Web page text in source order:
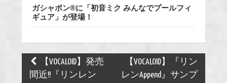
ガシャポン®に「初音ミク みんなでプールフィ
ギュア」が登場！
Post
navigation
【VOCALOID】発売
間近!!『リンレン
【VOCALOID】『リン
レンAppend』サンプ